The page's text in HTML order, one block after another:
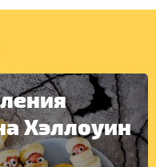
Хэллоуин